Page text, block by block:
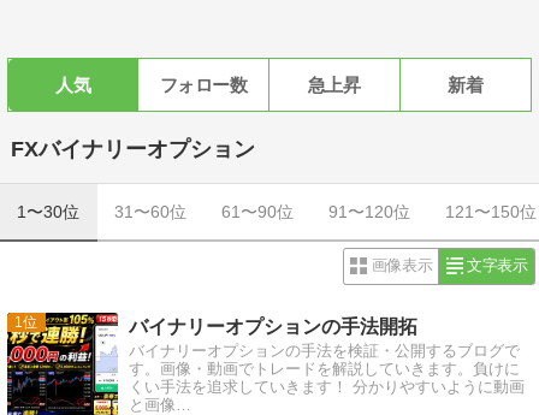
人気 フォロー数 急上昇 新着
FXバイナリーオプション
1〜30位 31〜60位 61〜90位 91〜120位 121〜150位
画像表示 文字表示
1 バイナリーオプションの手法開拓
バイナリーオプションの手法を検証・公開するブログで
す。画像・動画でトレードを解説していきます。負けに
くい手法を追求していきます！ 分かりやすいように動画
と画像…